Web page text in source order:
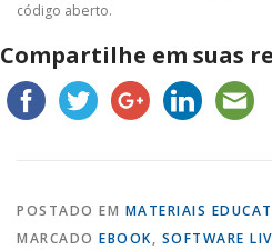
código aberto.
Compartilhe em suas
POSTADO EM MATERIAIS
MARCADO EBOOK, SOFTWARE